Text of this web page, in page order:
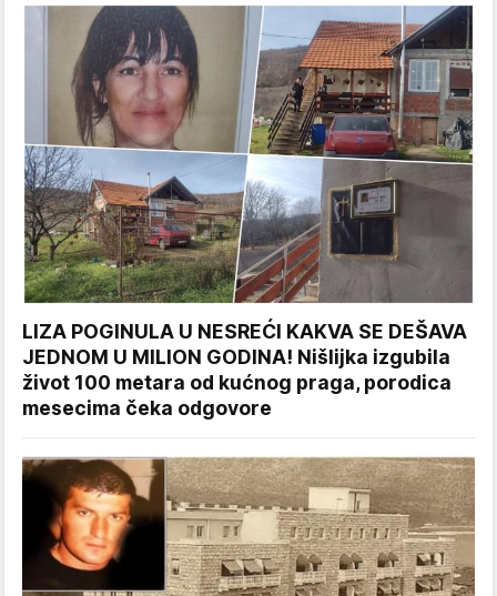
LIZA POGINULA U NESREĆI KAKVA SE DEŠAVA
JEDNOM U MILION GODINA! Nišlijka izgubila
život 100 metara od kućnog praga, porodica
mesecima čeka odgovore